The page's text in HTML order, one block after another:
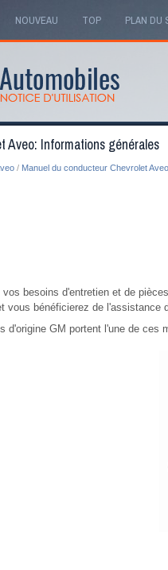
NOUVEAU TOP PLAN DU
Aveo: Informations générales
/ Manuel du conducteur Chevrolet Aveo
vos besoins d'entretien et de
vous bénéficierez de l'assistance
d'origine GM portent l'une de ces